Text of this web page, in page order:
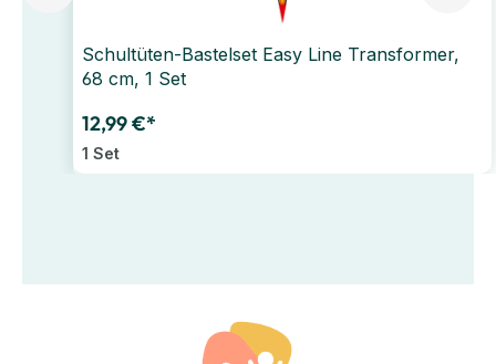
Schultüten-Bastelset Easy Line Transformer,
68 cm, 1 Set
12,99 €*
1 Set